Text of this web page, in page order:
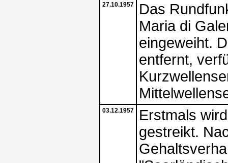
27.10.1957
Das
Maria di
eingeweiht.
entfernt,
03.12.1957
Erstmals
gestreikt.